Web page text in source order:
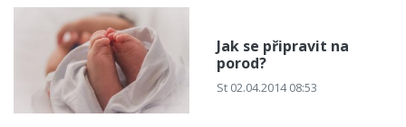
Jak se připravit na
porod?
St 02.04.2014 08:53